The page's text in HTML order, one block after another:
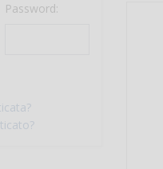
Password: